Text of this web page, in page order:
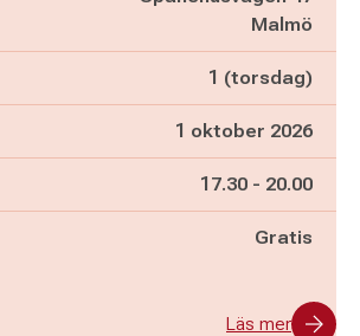
Malmö
1 (torsdag)
1 oktober 2026
Pågår mellan
17.30 - och
20.00
Gratis
Läs mer